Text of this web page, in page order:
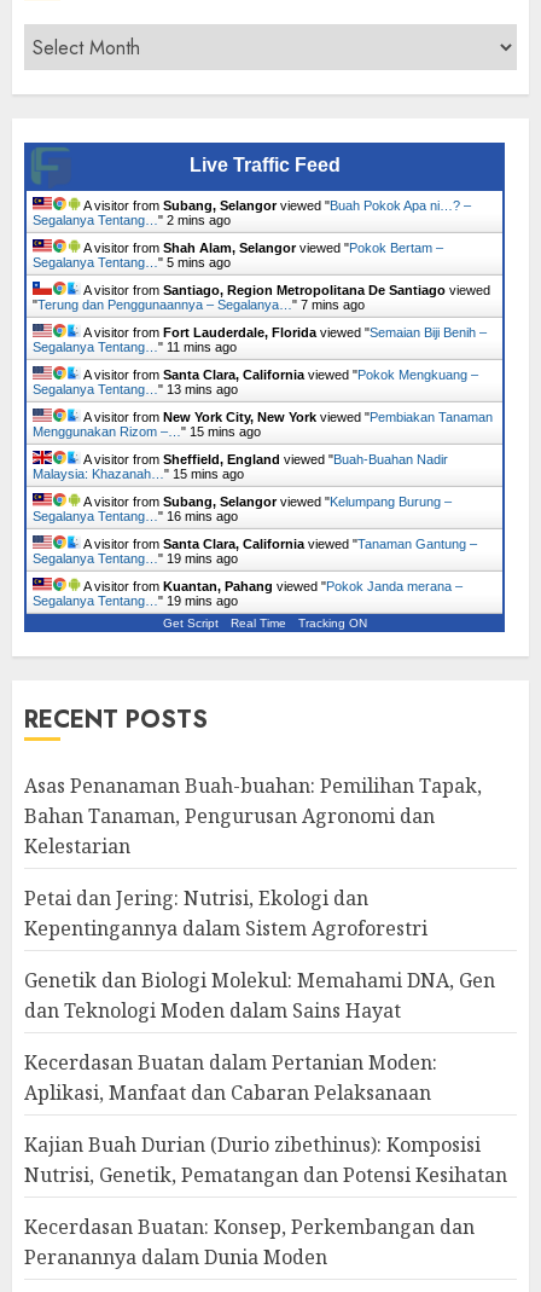
Archives
Live Traffic Feed
A visitor from Subang, Selangorviewed "Buah Pokok Apa ni…? –
Segalanya Tentang… " 2 mins ago
A visitor from Shah Alam, Selangorviewed "Pokok Bertam –
Segalanya Tentang… " 5 mins ago
A visitor from Santiago, Region Metropolitana De Santiago viewed
"Terung dan Penggunaannya – Segalanya… " 7 mins ago
A visitor from Fort Lauderdale, Florida viewed "Semaian Biji Benih –
Segalanya Tentang… " 11 mins ago
A visitor from Santa Clara, California viewed "Pokok Mengkuang –
Segalanya Tentang… " 13 mins ago
A visitor from New York City, New York viewed "Pembiakan Tanaman
Menggunakan Rizom –… " 15 mins ago
A visitor from Sheffield, England viewed "Buah-Buahan Nadir
Malaysia: Khazanah… " 15 mins ago
A visitor from Subang, Selangorviewed "Kelumpang Burung –
Segalanya Tentang… " 16 mins ago
A visitor from Santa Clara, California viewed "Tanaman Gantung –
Segalanya Tentang… " 19 mins ago
A visitor from Kuantan, Pahang viewed "Pokok Janda merana –
Segalanya Tentang… " 19 mins ago
Get Script Real Time Tracking ON
RECENT POSTS
Asas Penanaman Buah-buahan: Pemilihan Tapak,
Bahan Tanaman, Pengurusan Agronomi dan
Kelestarian
Petai dan Jering: Nutrisi, Ekologi dan
Kepentingannya dalam Sistem Agroforestri
Genetik dan Biologi Molekul: Memahami DNA, Gen
dan Teknologi Moden dalam Sains Hayat
Kecerdasan Buatan dalam Pertanian Moden:
Aplikasi, Manfaat dan Cabaran Pelaksanaan
Kajian Buah Durian (Durio zibethinus): Komposisi
Nutrisi, Genetik, Pematangan dan Potensi Kesihatan
Kecerdasan Buatan: Konsep, Perkembangan dan
Peranannya dalam Dunia Moden